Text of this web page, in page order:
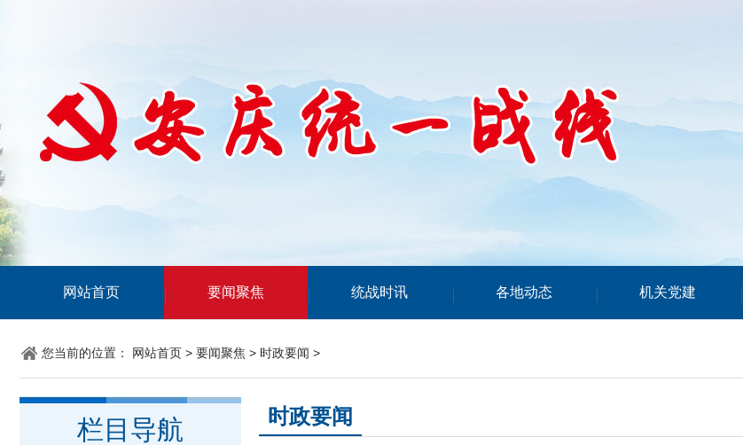
网站首页 要闻聚焦 统战时讯 各地动态 机关党建
您当前的位置： 网站首页 > 要闻聚焦 > 时政要闻 >
栏目导航 时政要闻